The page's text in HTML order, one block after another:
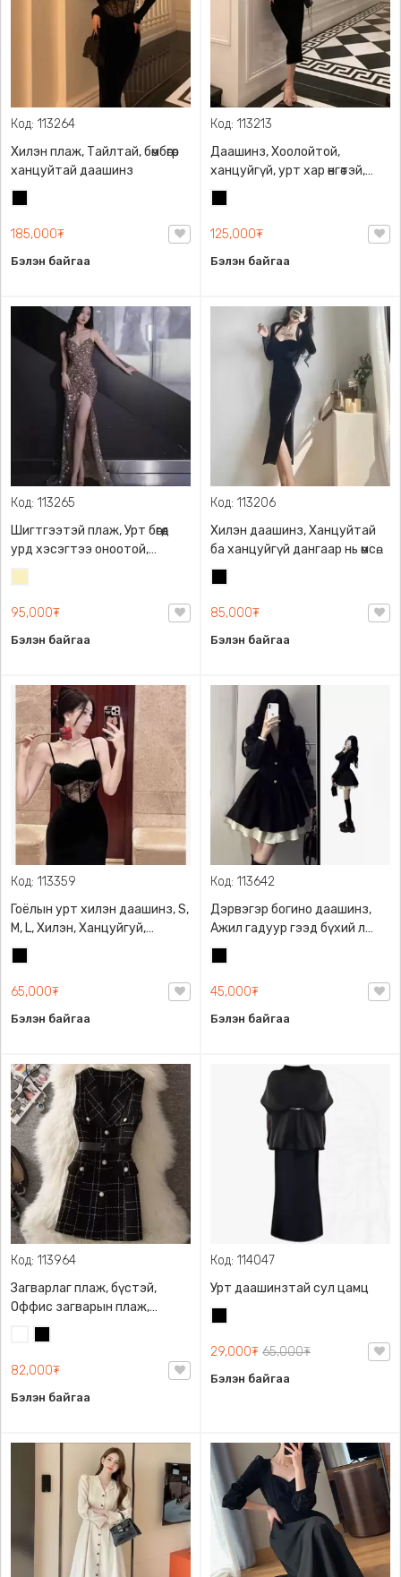
Код: 113264
Хилэн плаж, Тайлтай, бөмбөгөр
ханцуйтай даашинз
185,000₮
Бэлэн байгаа
Код: 113213
Даашинз, Хоолойтой,
ханцуйгүй, урт хар өнгөтэй,
ардаа оноотой, суналттай
даашинз
125,000₮
Бэлэн байгаа
Код: 113265
Шигтгээтэй плаж, Урт бөгөөд
урд хэсэгтээ оноотой,
загварлаг дэгжин даашинз,
саатай dress
Блонд/
95,000₮
Бэлэн байгаа
Код: 113206
Хилэн даашинз, Ханцуйтай
ба ханцуйгүй дангаар нь өмсөх
боломжтой, бие барисан
загвартай тул биеийн
галибарыг илүү тодотгож
харагдуулдаг маш тухтай
материалтай
85,000₮
Бэлэн байгаа
Код: 113359
Гоёлын урт хилэн даашинз, S,
M, L, Хилэн, Ханцуйгуй,
Бэлхүүс хэсэгт торон
оруулгатай, Ардаа
цахилгаантай, Мөрний уртыг
ихэсгэх багасгах боломжтой
65,000₮
Бэлэн байгаа
Код: 113642
Дэрвэгэр богино даашинз,
Ажил гадуур гээд бүхий л
газар өмсөх боломжтой дэгжин
даашинз
45,000₮
Бэлэн байгаа
Код: 113964
Загварлаг плаж, бүстэй,
Оффис загварын плаж,
Загварлаг, дэгжин
82,000₮
Бэлэн байгаа
Код: 114047
Урт даашинзтай сул цамц
29,000₮ 65,000₮
Бэлэн байгаа